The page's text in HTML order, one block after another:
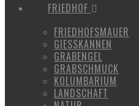
FRIEDHOF
FRIEDHOFSMAUER
GIESSKANNEN
GRABENGEL
GRABSCHMUCK
KOLUMBARIUM
LANDSCHAFT